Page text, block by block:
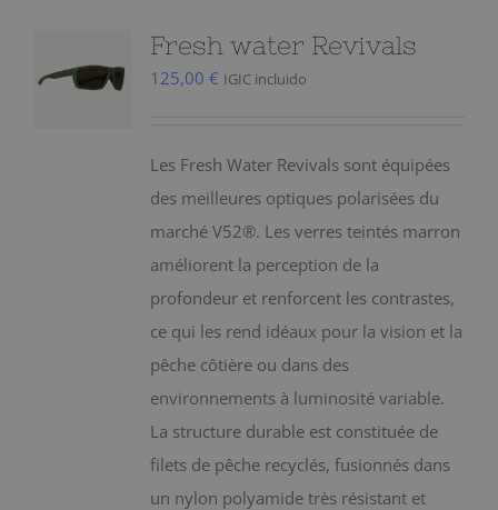
Fresh water Revivals
125,00 € IGIC incluido
Les Fresh Water Revivals sont équipées
des meilleures optiques polarisées du
marché V52®. Les verres teintés marron
améliorent la perception de la
profondeur et renforcent les contrastes,
ce qui les rend idéaux pour la vision et la
pêche côtière ou dans des
environnements à luminosité variable.
La structure durable est constituée de
filets de pêche recyclés, fusionnés dans
un nylon polyamide très résistant et